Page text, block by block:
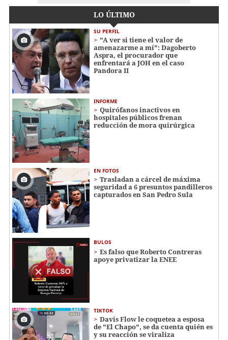
LO ÚLTIMO
SU PERFIL
"A ver si tiene el valor de
amenazarme a mí": Dagoberto
Aspra, el procurador que
enfrentará a JOH en el caso
Pandora II
INFORME
Quirófanos inactivos en
hospitales públicos frenan
reducción de mora quirúrgica
EN FOTOS
Trasladan a cárcel de máxima
seguridad a 6 presuntos pandilleros
capturados en San Pedro Sula
BULOS
Es falso que Roberto Contreras
apoye privatizar la ENEE
TIKTOK
Davis Flow le coquetea a esposa
de "El Chapo", se da cuenta quién es
y su reacción se viraliza